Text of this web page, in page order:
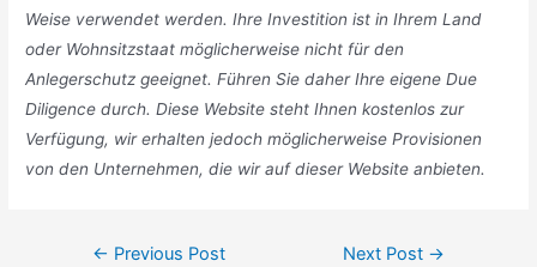
Weise verwendet werden. Ihre Investition ist in Ihrem Land
oder Wohnsitzstaat möglicherweise nicht für den
Anlegerschutz geeignet. Führen Sie daher Ihre eigene Due
Diligence durch. Diese Website steht Ihnen kostenlos zur
Verfügung, wir erhalten jedoch möglicherweise Provisionen
von den Unternehmen, die wir auf dieser Website anbieten.
Post← Previous Post Next Post →